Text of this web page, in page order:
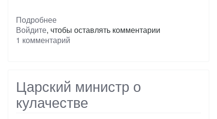
Подробнее
Брестская
крепость,
Войдите, чтобы оставлять комментарии
1 комментарий
Царский министр о
кулачестве